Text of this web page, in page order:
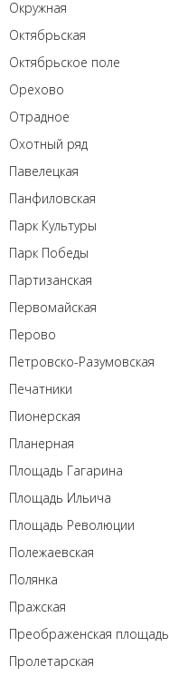
Окружная
Октябрьская
Октябрьское поле
Орехово
Отрадное
Охотный ряд
Павелецкая
Панфиловская
Парк Культуры
Парк Победы
Партизанская
Первомайская
Перово
Петровско-Разумовская
Печатники
Пионерская
Планерная
Площадь Гагарина
Площадь Ильича
Площадь Революции
Полежаевская
Полянка
Пражская
Преображенская площадь
Пролетарская